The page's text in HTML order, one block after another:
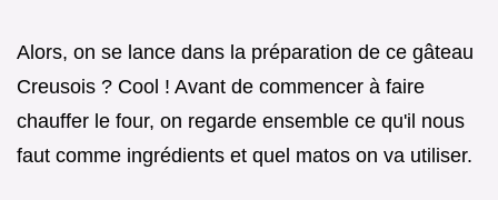
Alors, on se lance dans la préparation de ce gâteau
Creusois ? Cool ! Avant de commencer à faire
chauffer le four, on regarde ensemble ce qu'il nous
faut comme ingrédients et quel matos on va utiliser.